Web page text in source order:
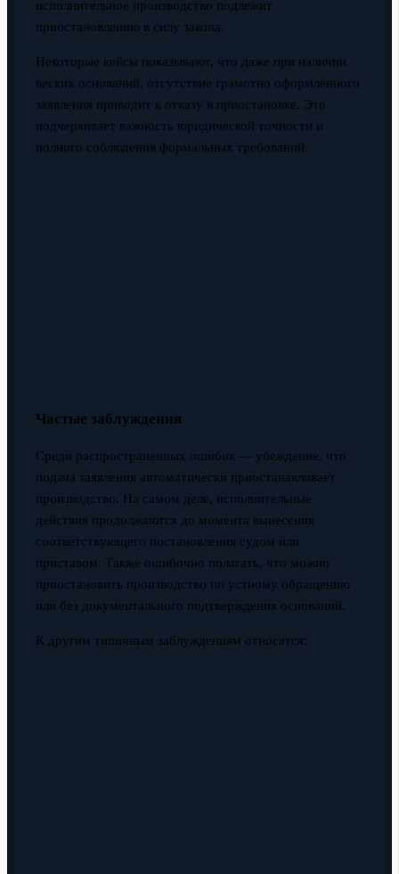
исполнительное производство подлежит
приостановлению в силу закона.
Некоторые кейсы показывают, что даже при наличии
веских оснований, отсутствие грамотно оформленного
заявления приводит к отказу в приостановке. Это
подчеркивает важность юридической точности и
полного соблюдения формальных требований.
Частые заблуждения
Среди распространенных ошибок — убеждение, что
подача заявления автоматически приостанавливает
производство. На самом деле, исполнительные
действия продолжаются до момента вынесения
соответствующего постановления судом или
приставом. Также ошибочно полагать, что можно
приостановить производство по устному обращению
или без документального подтверждения оснований.
К другим типичным заблуждениям относятся: